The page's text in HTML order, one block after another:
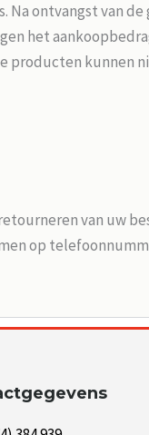
ontvangst van de
het
producten kunnen
van uw
op